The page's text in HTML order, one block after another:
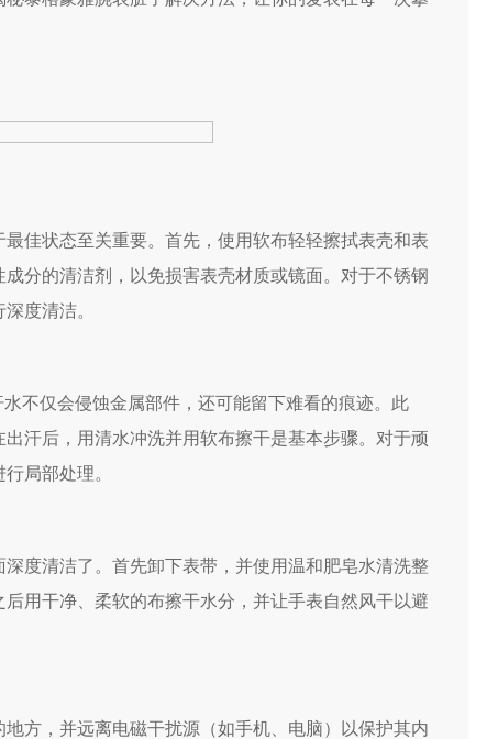
状态至关重要。首先，使用软布轻轻擦拭表壳和表
分的清洁剂，以免损害表壳材质或镜面。对于不锈钢
度清洁。
仅会侵蚀金属部件，还可能留下难看的痕迹。此
汗后，用清水冲洗并用软布擦干是基本步骤。对于顽
局部处理。
清洁了。首先卸下表带，并使用温和肥皂水清洗整
用干净、柔软的布擦干水分，并让手表自然风干以避
，并远离电磁干扰源（如手机、电脑）以保护其内